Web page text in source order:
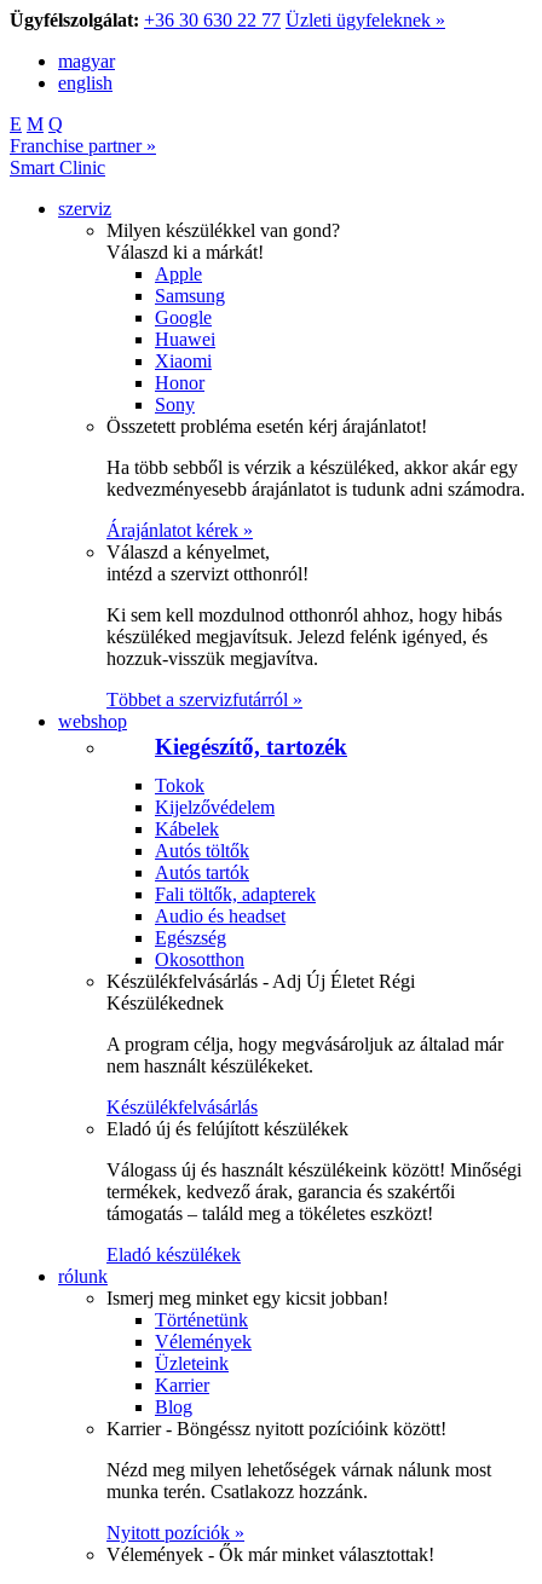
Ügyfélszolgálat: +36 30 630 22 77 Üzleti ügyfeleknek »
magyar
english
E M Q
Franchise partner »
Smart Clinic
szerviz
Milyen készülékkel van gond?
Válaszd ki a márkát!
Apple
Samsung
Google
Huawei
Xiaomi
Honor
Sony
Összetett probléma esetén kérj árajánlatot!
Ha több sebből is vérzik a készüléked, akkor akár egy
kedvezményesebb árajánlatot is tudunk adni számodra.
Árajánlatot kérek »
Válaszd a kényelmet,
intézd a szervizt otthonról!
Ki sem kell mozdulnod otthonról ahhoz, hogy hibás
készüléked megjavítsuk. Jelezd felénk igényed, és
hozzuk-visszük megjavítva.
Többet a szervizfutárról »
webshop
Kiegészítő, tartozék
Tokok
Kijelzővédelem
Kábelek
Autós töltők
Autós tartók
Fali töltők, adapterek
Audio és headset
Egészség
Okosotthon
Készülékfelvásárlás - Adj Új Életet Régi
Készülékednek
A program célja, hogy megvásároljuk az általad már
nem használt készülékeket.
Készülékfelvásárlás
Eladó új és felújított készülékek
Válogass új és használt készülékeink között! Minőségi
termékek, kedvező árak, garancia és szakértői
támogatás – találd meg a tökéletes eszközt!
Eladó készülékek
rólunk
Ismerj meg minket egy kicsit jobban!
Történetünk
Vélemények
Üzleteink
Karrier
Blog
Karrier - Böngéssz nyitott pozícióink között!
Nézd meg milyen lehetőségek várnak nálunk most
munka terén. Csatlakozz hozzánk.
Nyitott pozíciók »
Vélemények - Ők már minket választottak!